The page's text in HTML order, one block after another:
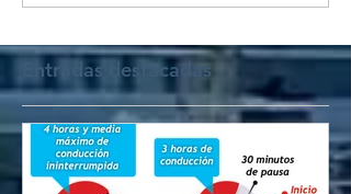
Entradas destacadas